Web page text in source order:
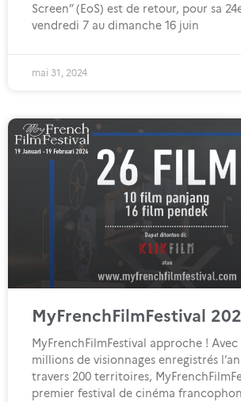
Screen” (EoS) est de retour, pour sa
vendredi 7 au dimanche 16 juin
mai 31, 2024
MyFrenchFilmFestival
MyFrenchFilmFestival approche ! Avec
millions de visionnages enregistrés
travers 200 territoires,
premier festival de cinéma